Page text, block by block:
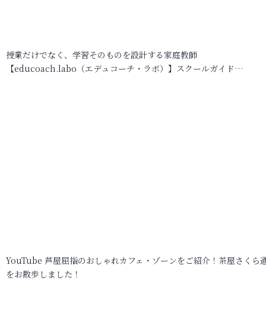
授業だけでなく、学習そのものを設計する家庭教師
【educoach.labo（エデュコーチ・ラボ）】スクールガイド…
YouTube 芦屋屈指のおしゃれカフェ・ゾーンをご紹介！茶屋さくら
をお散歩しました！